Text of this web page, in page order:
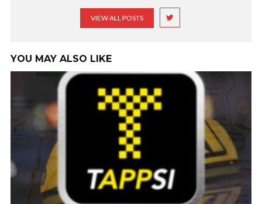
VIEW ALL POSTS
YOU MAY ALSO LIKE